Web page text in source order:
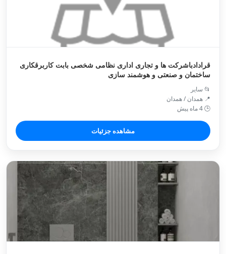
قرادادباشرکت ها و تجاری اداری نظامی شخصی بابت کاربرقکاری
ساختمان و صنعتی و هوشمند سازی
📂 سایر
📍 همدان / همدان
🕒 4 ماه پیش
مشاهده جزئیات